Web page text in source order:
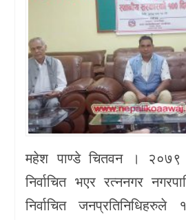
महेश पाण्डे चितवन । २०७९
निर्वाचित भएर रत्ननगर
निर्वाचित